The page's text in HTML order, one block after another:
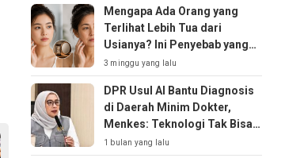
Mengapa Ada Orang yang
Terlihat Lebih Tua dari
Usianya? Ini Penyebab yang
Jarang Disadari
3 minggu yang lalu
DPR Usul AI Bantu Diagnosis
di Daerah Minim Dokter,
Menkes: Teknologi Tak Bisa
Gantikan Peran Dokter
1 bulan yang lalu